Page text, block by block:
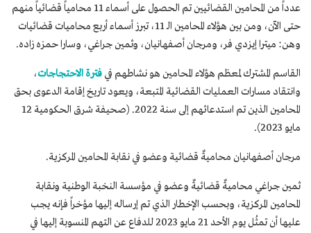
عدداً من المحامين القضائيين تم الحصول على أسماء 11 محامياً قضائياً منهم
حتى الآن، ومن بين هؤلاء المحامين الـ 11، تبرز أسماء أربع محاميات قضائيات
وهن: ميترا إيزدي فر، ومرجان أصفهانيان، وثمين جراغي، وسارا حمزه زاده.
القاسم المشترك لمعظم هؤلاء المحامين هو نشاطهم في فترة الاحتجاجات،
وانتقاد مسارات العمليات القضائية المتبعة، ويعود تاريخ إقامة الدعوى بحق
المحامين الذين تم استدعائهم إلى سنة 2022. (صحيفة شرق الحكومية 12
مايو 2023).
مرجان أصفهانيان محاميةٌ قضائية وعضو في نقابة المحامين المركزية.
ثمين جراغي محاميةٌ قضائيةٌ وعضو في مؤسسة النخبة الوطنية ونقابة
المحامين المركزية، وبحسب الإخطار الذي تم إرساله إليها مؤخراً فإنه يجب
عليها أن تمثُل يوم الأحد 21 مايو 2023 للدفاع عن التهم المنسوبة إليها في